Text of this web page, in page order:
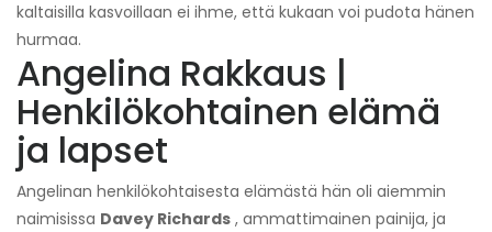
kaltaisilla kasvoillaan ei ihme, että kukaan voi pudota hänen
hurmaa.
Angelina Rakkaus |
Henkilökohtainen elämä
ja lapset
Angelinan henkilökohtaisesta elämästä hän oli aiemmin
naimisissa Davey Richards , ammattimainen painija, ja